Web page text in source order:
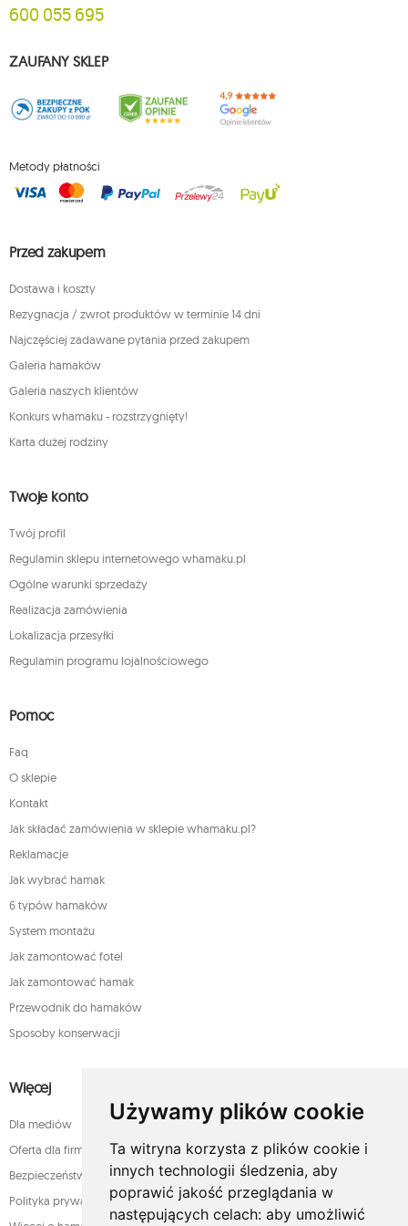
Używamy plików cookie
Ta witryna korzysta z plików cookie i
innych technologii śledzenia, aby
poprawić jakość przeglądania w
następujących celach: aby umożliwić
600 055 695
ZAUFANY SKLEP
Metody płatności
Przed zakupem
Dostawa i koszty
Rezygnacja / zwrot produktów w terminie 14 dni
Najczęściej zadawane pytania przed zakupem
Galeria hamaków
Galeria naszych klientów
Konkurs whamaku - rozstrzygnięty!
Karta dużej rodziny
Twoje konto
Twój profil
Regulamin sklepu internetowego whamaku.pl
Ogólne warunki sprzedaży
Realizacja zamówienia
Lokalizacja przesyłki
Regulamin programu lojalnościowego
Pomoc
Faq
O sklepie
Kontakt
Jak składać zamówienia w sklepie whamaku.pl?
Reklamacje
Jak wybrać hamak
6 typów hamaków
System montażu
Jak zamontować fotel
Jak zamontować hamak
Przewodnik do hamaków
Sposoby konserwacji
Więcej
Dla mediów
Oferta dla firm
Bezpieczeństwo płatności
Polityka prywatności